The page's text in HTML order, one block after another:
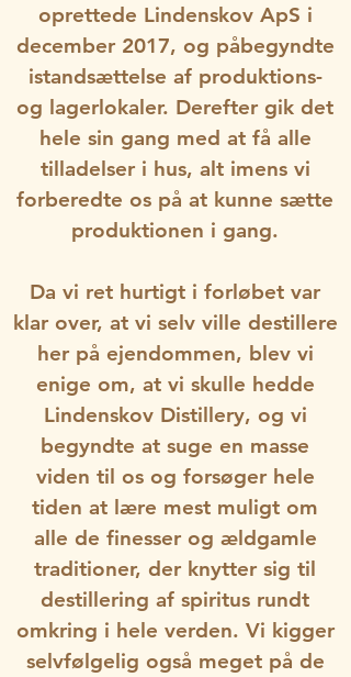
oprettede Lindenskov ApS i
december 2017, og påbegyndte
istandsættelse af produktions-
og lagerlokaler. Derefter gik det
hele sin gang med at få alle
tilladelser i hus, alt imens vi
forberedte os på at kunne sætte
produktionen i gang.
Da vi ret hurtigt i forløbet var
klar over, at vi selv ville destillere
her på ejendommen, blev vi
enige om, at vi skulle hedde
Lindenskov Distillery, og vi
begyndte at suge en masse
viden til os og forsøger hele
tiden at lære mest muligt om
alle de finesser og ældgamle
traditioner, der knytter sig til
destillering af spiritus rundt
omkring i hele verden. Vi kigger
selvfølgelig også meget på de